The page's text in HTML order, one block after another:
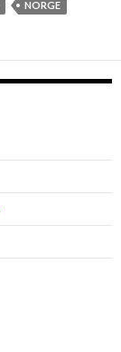
NORGE